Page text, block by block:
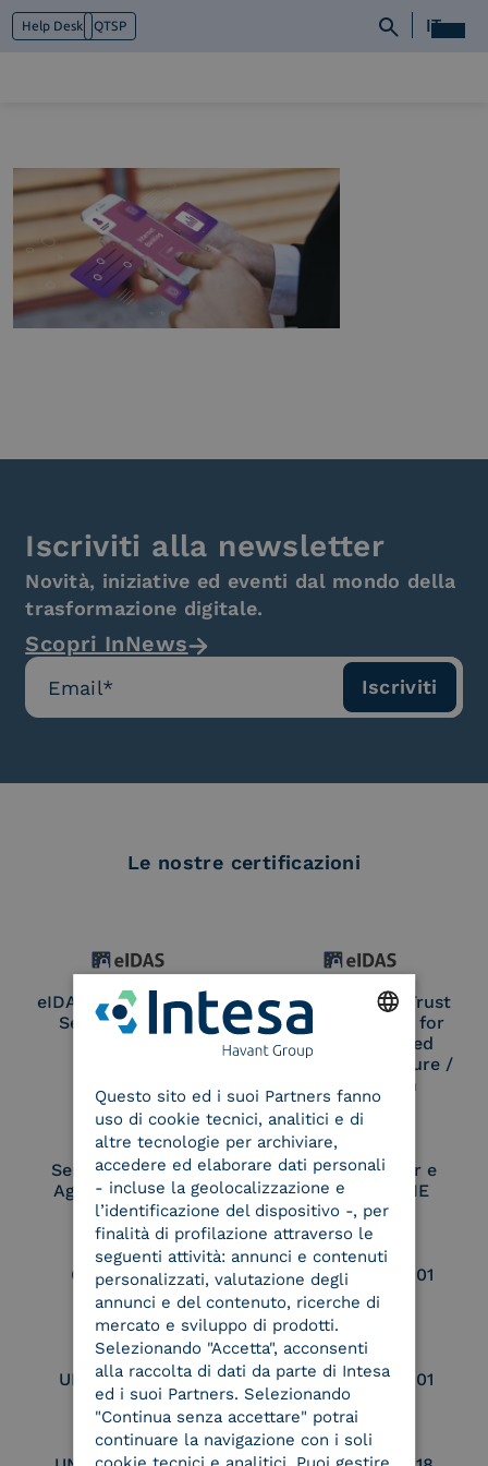
Help Desk QTSP IT
Cosa facciamo
Piattaforme
Industry
News e Media
Contattaci
Iscriviti alla newsletter
Novità, iniziative ed eventi dal mondo della
trasformazione digitale.
Scopri InNews
Le nostre certificazioni
eIDAS Qualified Trust
Service Provider
eIDAS Qualified Trust
Service Provider for
Remote Qualified
Electronic Signature /
Seal Creation
Service Provider e
Aggregatore SPID
Service Provider e
Aggregatore CIE
Conservatore
qualificato
UNI EN ISO 37001
UNI EN ISO 9001 UNI EN ISO 27001
ITALIAN
Questo sito ed i suoi Partners fanno
uso di cookie tecnici, analitici e di
altre tecnologie per archiviare,
accedere ed elaborare dati personali
- incluse la geolocalizzazione e
l’identificazione del dispositivo -, per
finalità di profilazione attraverso le
seguenti attività: annunci e contenuti
personalizzati, valutazione degli
annunci e del contenuto, ricerche di
mercato e sviluppo di prodotti.
Selezionando "Accetta", acconsenti
alla raccolta di dati da parte di Intesa
ed i suoi Partners. Selezionando
"Continua senza accettare" potrai
continuare la navigazione con i soli